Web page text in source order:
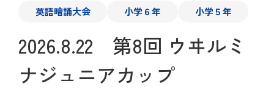
大阪女学院のあゆみ
キャンパス紹介
大阪女学院の学び
キリスト教 教育
中学校
中学校
高等学校
英語暗誦大会 小学６年 小学５年
2026.8.22 第8回 ウヰルミ
ナジュニアカップ